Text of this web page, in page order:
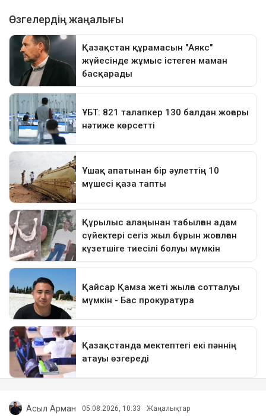
Асыл Арман 05.08.2026, 10:33 Жаңалықтар